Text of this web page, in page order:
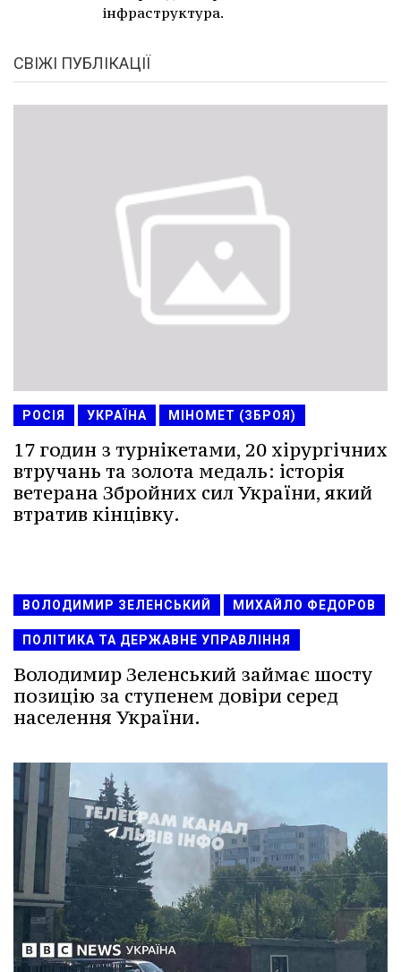
інфраструктура.
СВІЖІ ПУБЛІКАЦІЇ
РОСІЯ УКРАЇНА МІНОМЕТ (ЗБРОЯ)
17 годин з турнікетами, 20 хірургічних
втручань та золота медаль: історія
ветерана Збройних сил України, який
втратив кінцівку.
ВОЛОДИМИР ЗЕЛЕНСЬКИЙ МИХАЙЛО ФЕДОРОВ
ПОЛІТИКА ТА ДЕРЖАВНЕ УПРАВЛІННЯ
Володимир Зеленський займає шосту
позицію за ступенем довіри серед
населення України.